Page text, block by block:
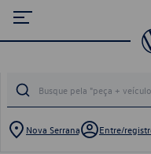
Nova Serrana Entre/